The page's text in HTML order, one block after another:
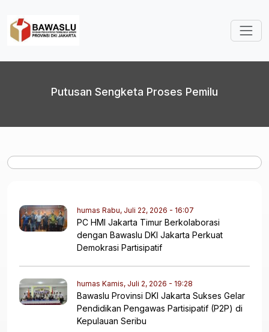
Putusan Sengketa Proses Pemilu
humas Rabu, Juli 22, 2026 - 16:07
PC HMI Jakarta Timur Berkolaborasi
dengan Bawaslu DKI Jakarta Perkuat
Demokrasi Partisipatif
humas Kamis, Juli 2, 2026 - 19:28
​Bawaslu Provinsi DKI Jakarta Sukses Gelar
Pendidikan Pengawas Partisipatif (P2P) di
Kepulauan Seribu